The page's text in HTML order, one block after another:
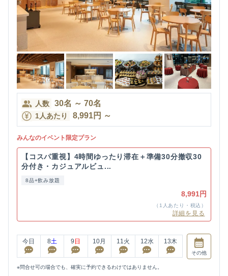
人数 30名 ～ 70名
1人あたり 8,991円 ～
みんなのイベント限定プラン
【コスパ重視】4時間ゆったり滞在＋準備30分撤収30
分付き・カジュアルビュ...
8品+飲み放題
8,991円
（1人あたり・税込）
詳細を見る
今日 8土 9 日 10月 11火 12水 13木
その他
※問合せ可の場合でも、確実に予約できるわけではありません。